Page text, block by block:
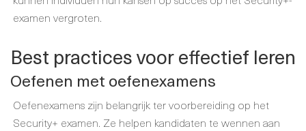
examen vergroten.
Best practices voor effectief leren
Oefenen met oefenexamens
Oefenexamens zijn belangrijk ter voorbereiding op het
Security+ examen. Ze helpen kandidaten te wennen aan